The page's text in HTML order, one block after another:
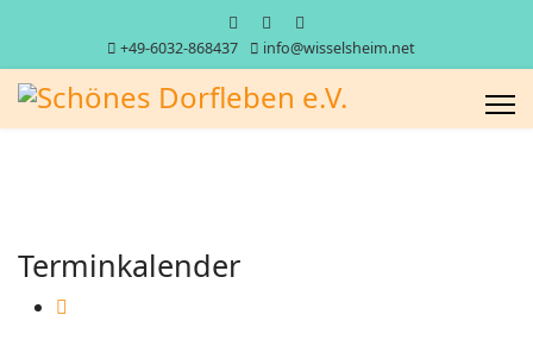
+49-6032-868437 info@wisselsheim.net
Terminkalender